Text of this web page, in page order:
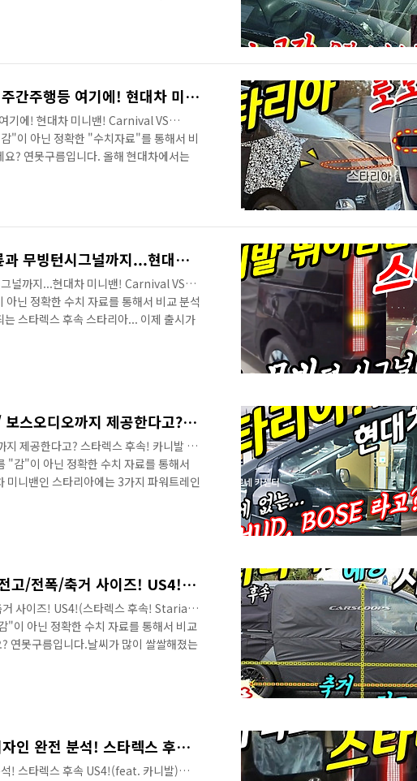
세부적인 내용을 담고 있는 영상으로 보
미니밴인 스타렉스 후속 스타리아입니
로보캅 닮은 스타리아! 출시예상일정! 주간주행등 여기에! 현대차 미니밴! Carnival VS Staria US4
기에! 현대차 미니밴! Carnival VS
"이 아닌 정확한 "수치자료"를 통해서 비
? 연못구름입니다. 올해 현대차에서는
담고 있는 영상으로 보시길 추천합니다.
가 있다면 재생목록에서 궁금한 부분만
카니발 뛰어넘을 스타리아 차별성! 4륜과 무빙턴시그널까지...현대차 미니밴! Carnival VS Staria US4
널까지...현대차 미니밴! Carnival VS
닌 정확한 수치 자료를 통해서 비교 분석
스타렉스 후속 스타리아... 이제 출시가
연못구름입니다. 어느덧 12월도 10여 일
스타리아! 카니발에 없는 Lpi / HUD / 보스오디오까지 제공한다고? 스타렉스 후속! 카니발 킬러! Staria minival
제공한다고? 스타렉스 후속! 카니발 킬
감"이 아닌 정확한 수치 자료를 통해서
니밴인 스타리아에는 3가지 파워트레인
? # 세부적인 내용을 담고 있는 영상으
최초 공개! 스타리아 예상 제원! 전장/전고/전폭/축거 사이즈! US4!(스타렉스 후속! Staria minival staria vs Sedona
사이즈! US4!(스타렉스 후속! Staria
아닌 정확한 수치 자료를 통해서 비교
연못구름입니다.날씨가 많이 쌀쌀해졌는
때문에 못 가다가 처음 서킷을 경험했는
처음 공개된 3열&후면부! 스타리아 디자인 완전 분석! 스타렉스 후속 US4!(feat. 카니발) hyundai minival staria vs Sedona
! 스타렉스 후속 US4!(feat. 카니발)